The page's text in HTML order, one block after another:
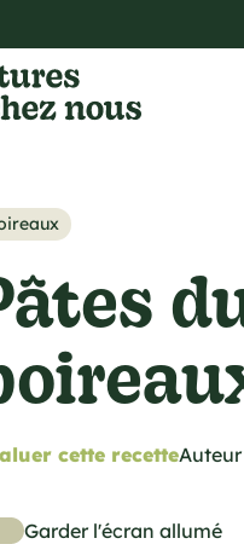
cette recetteAuteur
Garder l'écran allumé